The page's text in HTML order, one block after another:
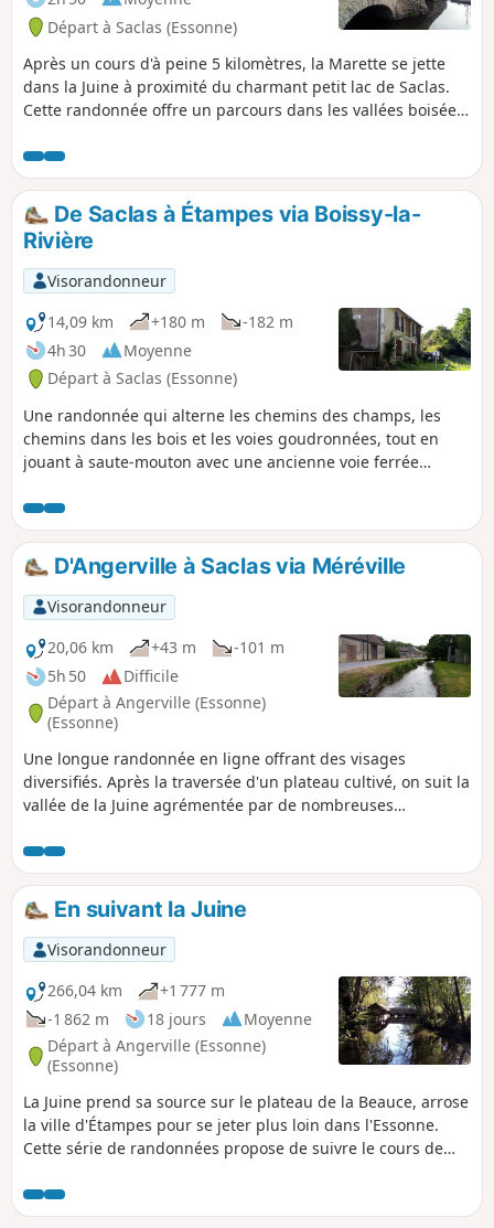
Départ à Saclas (Essonne)
Après un cours d'à peine 5 kilomètres, la Marette se jette
dans la Juine à proximité du charmant petit lac de Saclas.
Cette randonnée offre un parcours dans les vallées boisées
domine.
De Saclas à Étampes via Boissy-la-
Rivière
Visorandonneur
14,09 km
+180 m
-182 m
4h 30
Moyenne
Départ à Saclas (Essonne)
Une randonnée qui alterne les chemins des champs, les
chemins dans les bois et les voies goudronnées, tout en
jouant à saute-mouton avec une ancienne voie ferrée
et quelques autres éléments de patrimoine sont au rendez-
vous.
D'Angerville à Saclas via Méréville
Visorandonneur
20,06 km
+43 m
-101 m
5h 50
Difficile
Départ à Angerville (Essonne)
(Essonne)
Une longue randonnée en ligne offrant des visages
diversifiés. Après la traversée d'un plateau cultivé, on suit la
vallée de la Juine agrémentée par de nombreuses
puis à travers des villages-rues.
En suivant la Juine
Visorandonneur
266,04 km
+1 777 m
-1 862 m
18 jours
Moyenne
Départ à Angerville (Essonne)
(Essonne)
La Juine prend sa source sur le plateau de la Beauce, arrose
la ville d'Étampes pour se jeter plus loin dans l'Essonne.
Cette série de randonnées propose de suivre le cours de
gare mais d'autres sont des boucles sur les coteaux qui
encadrent la rivière.